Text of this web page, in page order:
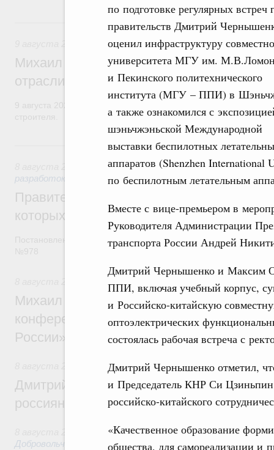
по подготовке регулярных встреч
правительств Дмитрий
оценил инфраструктуру
университета МГУ им.
и Пекинского политехнического
института (МГУ – ППИ) в
а также ознакомился с
шэньчжэньской Международной
выставки беспилотных
аппаратов (Shenzhen
по беспилотным летательным
Вместе с вице-премьером в
Руководителя Администрации
транспорта России Андрей
Дмитрий Чернышенко и Максим
ППИ, включая учебный корпус,
и Российско-китайскую
оптоэлектрических
состоялась рабочая встреча с
Дмитрий Чернышенко отметил,
и Председатель КНР Си
российско-китайского
«Качественное образование
общества, для самореализации и
9 августа, воскресенье
Регулирование в сфере строительства
Михаил Мишустин поздравил
отрасли с профессиональным
8 августа, суббота
Государственная политика в сфере
разработок
Правительство расширило перечень
которых освобождаются от НДФЛ
Постановление от 5 августа 2026 года
Отрасль информационных технологий
Михаил Мишустин дал поручения по
конференции «Цифровая индустрия
России»
Спорт высших достижений и массовый
Дмитрий Чернышенко и Михаил
россиян с Днём физкультурника
Социальные инновации. Некоммерческие
Добровольчество и волонтёрство. Благотворительность